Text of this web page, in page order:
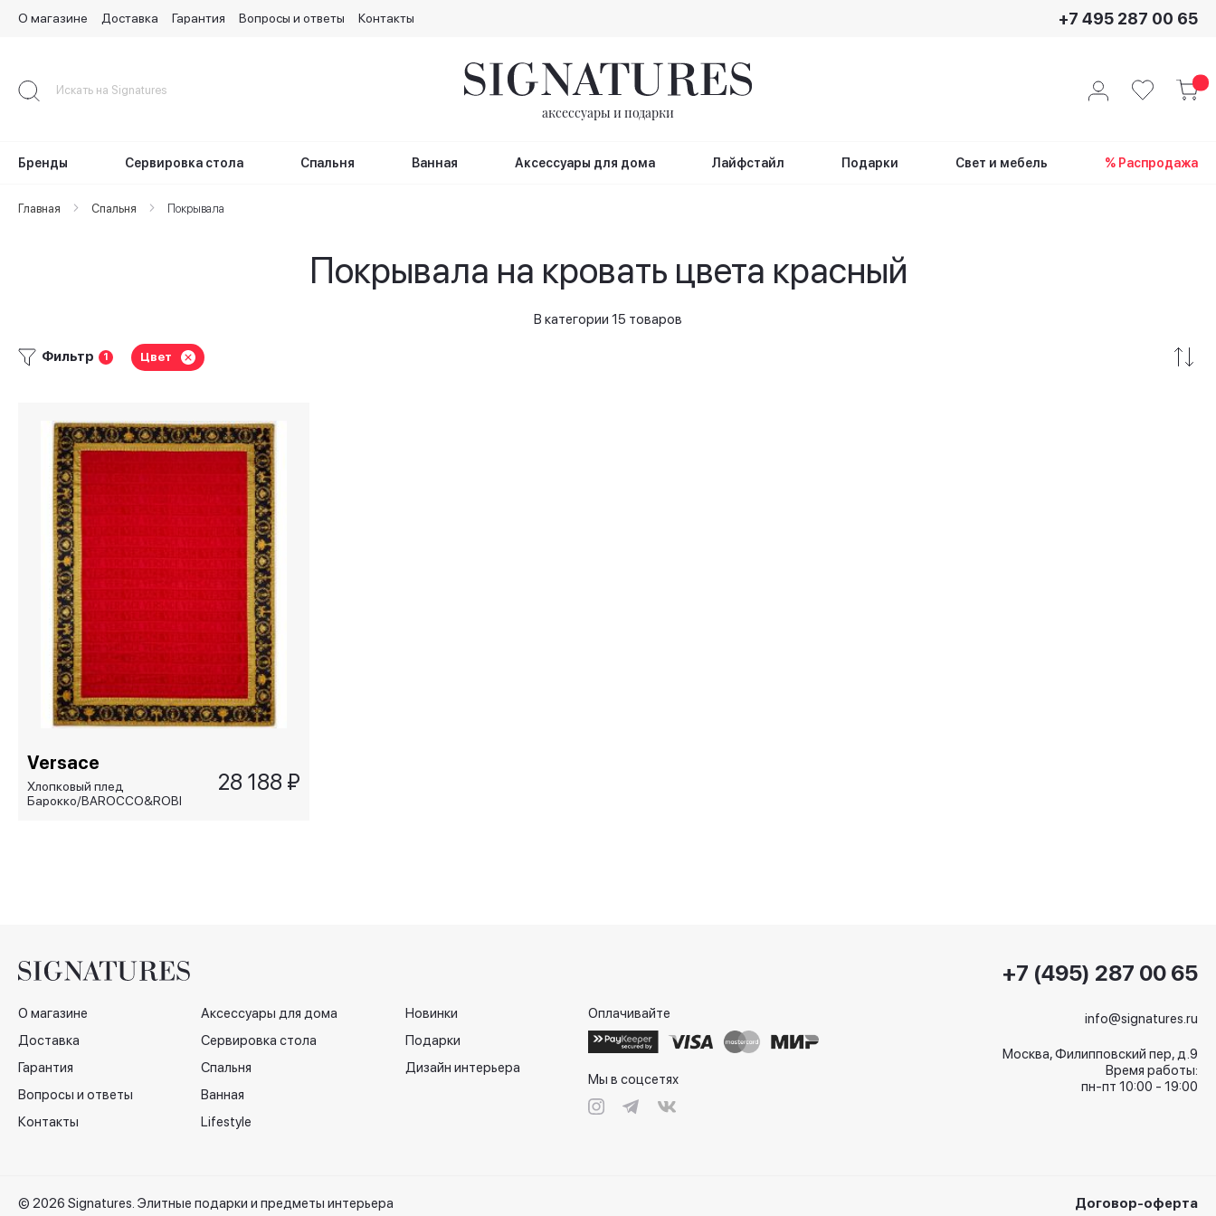
Content
О магазине Доставка Гарантия Вопросы и ответы Контакты +7 495 287 00 65
аксессуары и подарки
Бренды Сервировка стола Спальня Ванная Аксессуары для дома Лайфстайл Подарки Свет и мебель % Распродажа
Главная Спальня Покрывала
Покрывала на кровать цвета красный
В категории 15 товаров
Фильтр 1 Цвет
Versace
Хлопковый плед
Барокко/BAROCCO&ROBE,
28 188 ₽
+7 (495) 287 00 65
О магазине
Доставка
Гарантия
Вопросы и ответы
Контакты
Аксессуары для дома
Сервировка стола
Спальня
Ванная
Lifestyle
Новинки
Подарки
Дизайн интерьера
Оплачивайте
Мы в соцсетях
info@signatures.ru
Москва, Филипповский пер, д.9
Время работы:
пн-пт 10:00 - 19:00
© 2026 Signatures. Элитные подарки и предметы интерьера Договор-оферта